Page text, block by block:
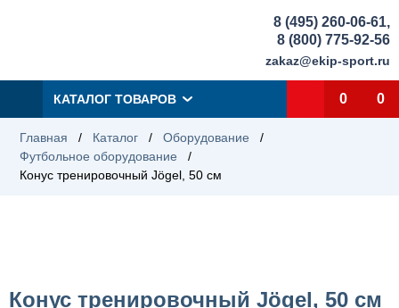
8 (495) 260-06-61,
8 (800) 775-92-56
zakaz@ekip-sport.ru
КАТАЛОГ ТОВАРОВ 0 0
Главная / Каталог / Оборудование
/
Футбольное оборудование
/
Конус тренировочный Jögel, 50 см
Конус тренировочный Jögel, 50 см